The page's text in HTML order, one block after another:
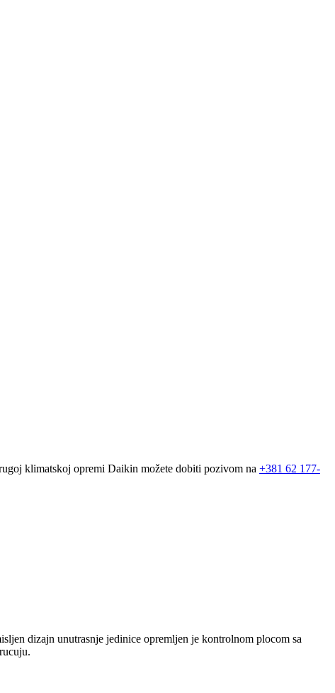
klimatskoj opremi Daikin možete dobiti pozivom na +381 62 177-
dizajn unutrasnje jedinice opremljen je kontrolnom plocom sa